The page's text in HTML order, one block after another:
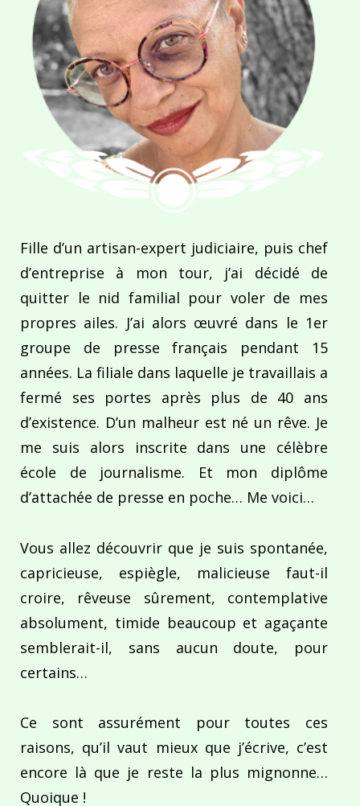
Fille d’un artisan-expert judiciaire, puis chef
d’entreprise à mon tour, j’ai décidé de
quitter le nid familial pour voler de mes
propres ailes. J’ai alors œuvré dans le 1er
groupe de presse français pendant 15
années. La filiale dans laquelle je travaillais a
fermé ses portes après plus de 40 ans
d’existence. D’un malheur est né un rêve. Je
me suis alors inscrite dans une célèbre
école de journalisme. Et mon diplôme
d’attachée de presse en poche… Me voici…
Vous allez découvrir que je suis spontanée,
capricieuse, espiègle, malicieuse faut-il
croire, rêveuse sûrement, contemplative
absolument, timide beaucoup et agaçante
semblerait-il, sans aucun doute, pour
certains…
Ce sont assurément pour toutes ces
raisons, qu’il vaut mieux que j’écrive, c’est
encore là que je reste la plus mignonne…
Quoique !